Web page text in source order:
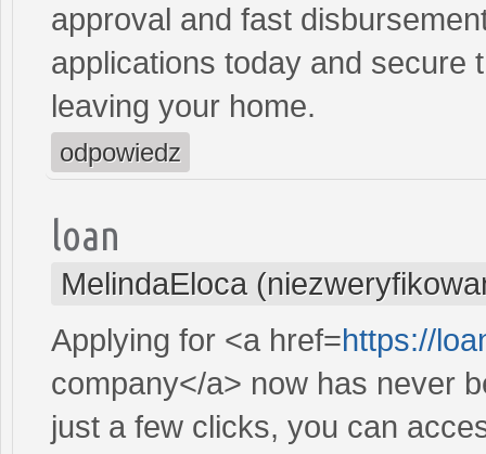
approval and fast
applications today and secure
leaving your home.
odpowiedz
loan
MelindaEloca
Applying for <a href=https://
company</a> now has never
just a few clicks, you can